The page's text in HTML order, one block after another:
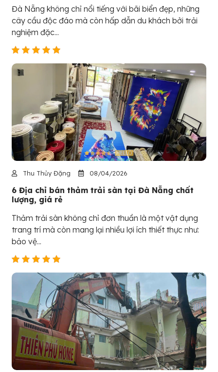
Đà Nẵng không chỉ nổi tiếng với bãi biển đẹp, những
cây cầu độc đáo mà còn hấp dẫn du khách bởi trải
nghiệm đặc...
Thu Thủy Đặng 08/04/2026
6 Địa chỉ bán thảm trải sàn tại Đà Nẵng chất
lượng, giá rẻ
Thảm trải sàn không chỉ đơn thuần là một vật dụng
trang trí mà còn mang lại nhiều lợi ích thiết thực như:
bảo vệ...